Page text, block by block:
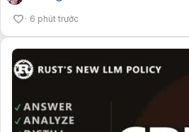
6 phút trước